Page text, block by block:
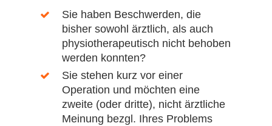
Sie haben Beschwerden, die
bisher sowohl ärztlich, als auch
physiotherapeutisch nicht behoben
werden konnten?
Sie stehen kurz vor einer
Operation und möchten eine
zweite (oder dritte), nicht ärztliche
Meinung bezgl. Ihres Problems